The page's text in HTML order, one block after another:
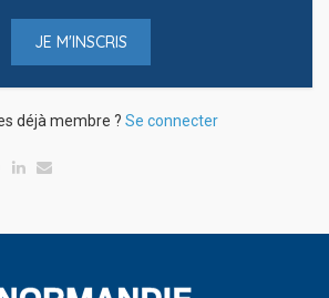
JE M'INSCRIS
déjà membre ? Se connecter